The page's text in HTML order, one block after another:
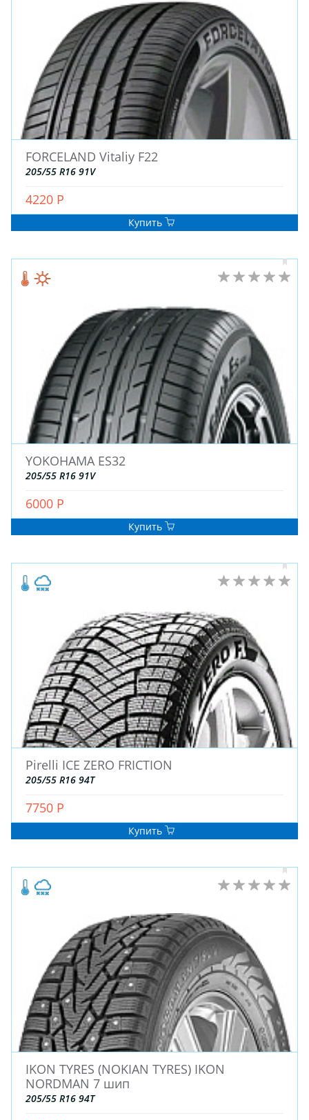
ЗИМНИЕ
ЛЕТНИЕ
ДЛЯ СПЕЦТЕХНИКИ
ДЛЯ ГРУЗОВЫХ АВТО
ДЛЯ ГРУЗОВЫХ АВТО
ДЛЯ ЛЕГКОВЫХ АВТО
ШИНЫ
ДИСКИ
АККУМУЛЯТОРЫ
FORCELAND Vitaliy F22
205/55 R16 91V
4220 Р
Купить
YOKOHAMA ES32
205/55 R16 91V
6000 Р
Купить
Pirelli ICE ZERO FRICTION
205/55 R16 94T
7750 Р
Купить
IKON TYRES (NOKIAN TYRES) IKON
NORDMAN 7 шип
205/55 R16 94T